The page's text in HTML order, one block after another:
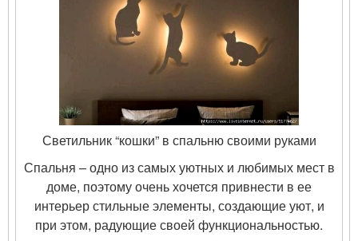
Светильник “кошки” в спальню своими руками
Спальня – одно из самых уютных и любимых мест в
доме, поэтому очень хочется привнести в ее
интерьер стильные элементы, создающие уют, и
при этом, радующие своей функциональностью.